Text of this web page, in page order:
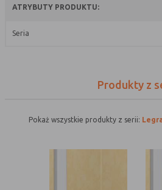
Biznesowe
Umożliwiają
udostępniona jest
świadczenia usługi
działanie serwisu.
ATRYBUTY PRODUKTU:
Seria
Produkty z
Pokaż wszystkie produkty z serii: